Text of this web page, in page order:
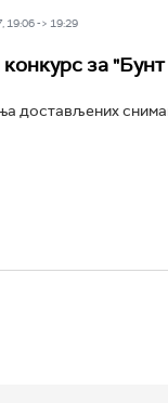
-> 19:29
за
достављених